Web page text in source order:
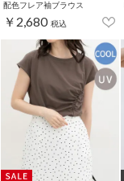
配色フレア袖ブラウス
￥2,680 税込